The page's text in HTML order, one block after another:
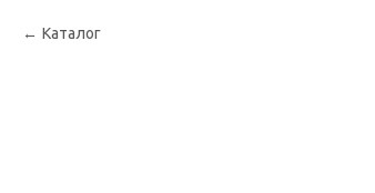
Каталог